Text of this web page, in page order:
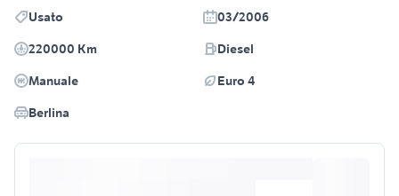
Usato
03/2006
220000 Km
Diesel
Manuale
Euro 4
Berlina